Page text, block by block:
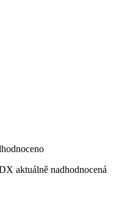
aktuálně nadhodnocená